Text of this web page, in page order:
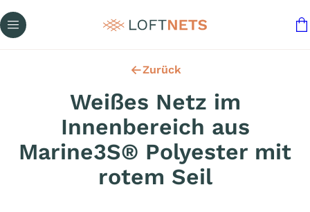
Zurück
Weißes Netz im
Innenbereich aus
Marine3S® Polyester mit
rotem Seil